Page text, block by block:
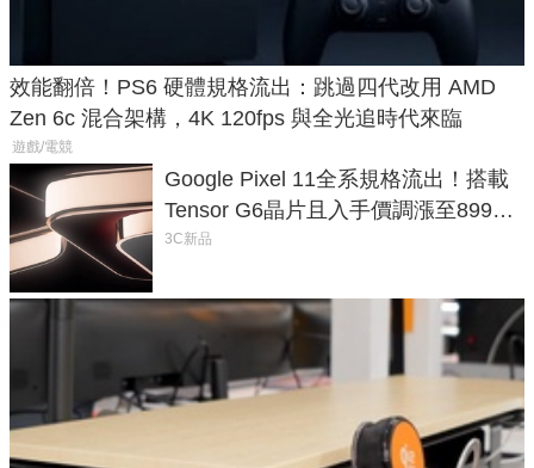
效能翻倍！PS6 硬體規格流出：跳過四代改用 AMD
Zen 6c 混合架構，4K 120fps 與全光追時代來臨
遊戲/電競
Google Pixel 11全系規格流出！搭載
Tensor G6晶片且入手價調漲至899美
元
3C新品